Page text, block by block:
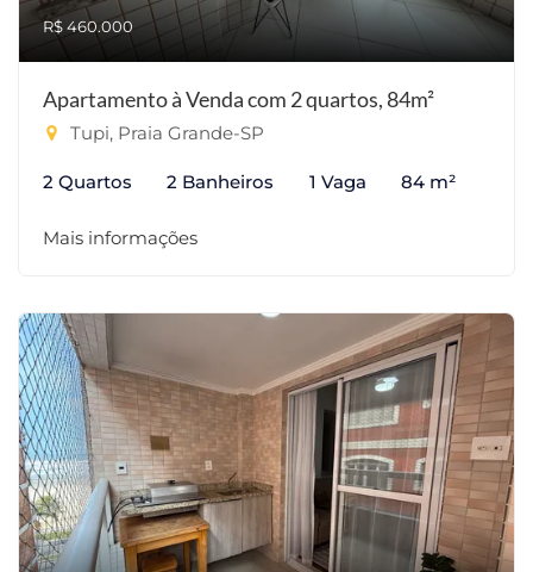
R$ 460.000
Apartamento à Venda com 2 quartos, 84m²
Tupi, Praia Grande-SP
2 Quartos 2 Banheiros 1 Vaga 84 m²
Mais informações